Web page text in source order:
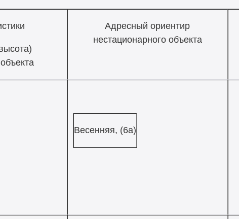
Адресный ориентир
нестационарного объекта
Весенняя, (6а)